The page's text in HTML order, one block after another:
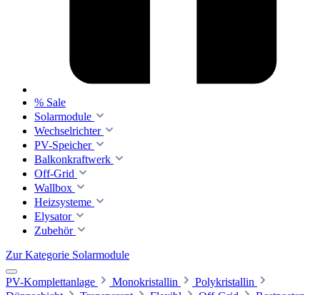
% Sale
Solarmodule
Wechselrichter
PV-Speicher
Balkonkraftwerk
Off-Grid
Wallbox
Heizsysteme
Elysator
Zubehör
Zur Kategorie Solarmodule
PV-Komplettanlage Monokristallin
Polykristallin